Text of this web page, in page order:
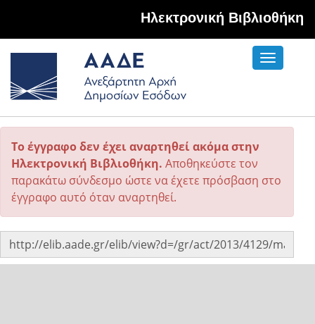
Hλεκτρονική Βιβλιοθήκη
Toggle
Το έγγραφο δεν έχει αναρτηθεί ακόμα στην
Ηλεκτρονική Βιβλιοθήκη. Αποθηκεύστε τον
παρακάτω σύνδεσμο ώστε να έχετε πρόσβαση στο
έγγραφο αυτό όταν αναρτηθεί.